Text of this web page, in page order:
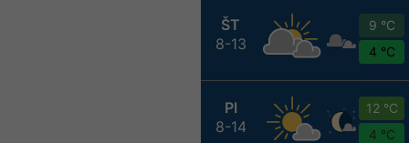
ŠT
8-13
9 °C
4 °C
PI
8-14
12 °C
4 °C